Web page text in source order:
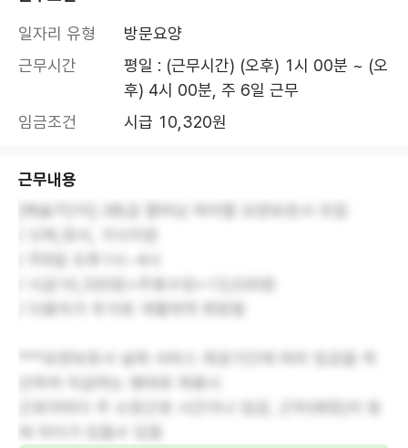
일자리 유형
방문요양
근무시간
평일 : (근무시간) (오후) 1시 00분 ~ (오
후) 4시 00분, 주 6일 근무
임금조건
시급 10,320원
근무내용
[해솔7단지] 3등급 할머님 케어할 요양보호사 모집
***요양보호사 실제 서비스 제공기간에 따라 임금을 계